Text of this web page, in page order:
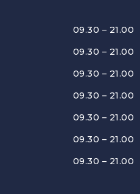
09.30 – 21.00
09.30 – 21.00
09.30 – 21.00
09.30 – 21.00
09.30 – 21.00
09.30 – 21.00
09.30 – 21.00